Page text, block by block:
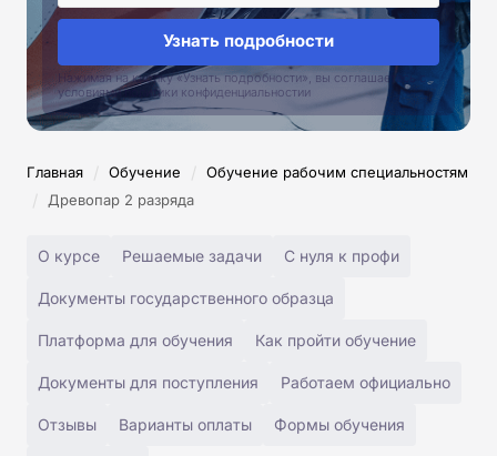
Узнать подробности
Нажимая на кнопку «Узнать подробности», вы соглашаетесь с
условиями политики конфиденциальностии
Главная / Обучение / Обучение рабочим специальностям
/ Древопар 2 разряда
О курсе Решаемые задачи С нуля к профи
Документы государственного образца
Платформа для обучения Как пройти обучение
Документы для поступления Работаем официально
Отзывы Варианты оплаты Формы обучения